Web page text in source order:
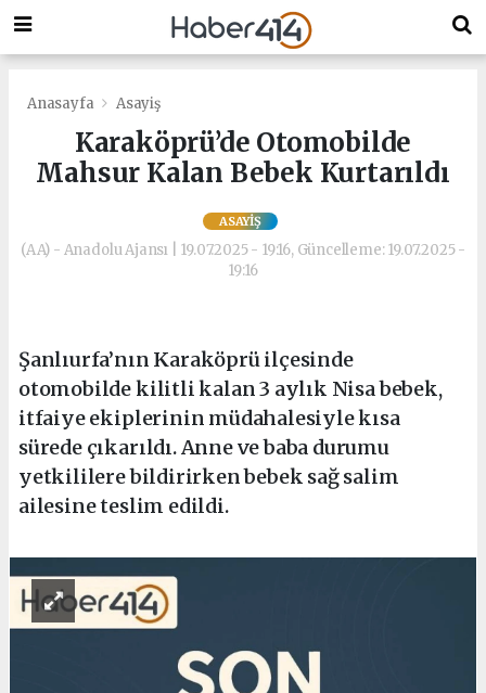
Anasayfa Asayiş
Karaköprü’de Otomobilde
Mahsur Kalan Bebek Kurtarıldı
ASAYIŞ
(AA) - Anadolu Ajansı | 19.07.2025 - 19:16, Güncelleme: 19.07.2025 -
19:16
Şanlıurfa’nın Karaköprü ilçesinde
otomobilde kilitli kalan 3 aylık Nisa bebek,
itfaiye ekiplerinin müdahalesiyle kısa
sürede çıkarıldı. Anne ve baba durumu
yetkililere bildirirken bebek sağ salim
ailesine teslim edildi.